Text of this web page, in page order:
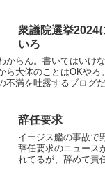
衆議院選挙2024
いろ
からん。書いてはいけ
ら大体のことはOKやろ
不満を吐露するブログ
辞任要求
イージス艦の事故で
辞任要求のニュース
れてるが、辞めて責